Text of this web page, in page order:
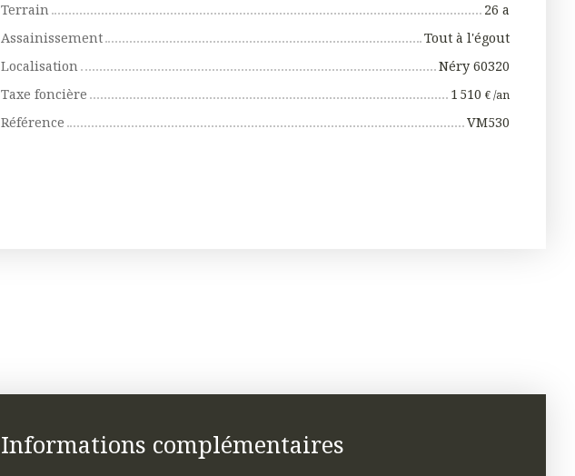
Terrain
26 a
Assainissement
Tout à l'égout
Localisation
Néry 60320
Taxe foncière
1 510 € /an
Référence VM530
Informations complémentaires